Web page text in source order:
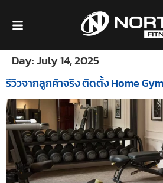
Day:July 14, 2025
รีวิวจากลูกค้าจริง ติดตั้ง Home